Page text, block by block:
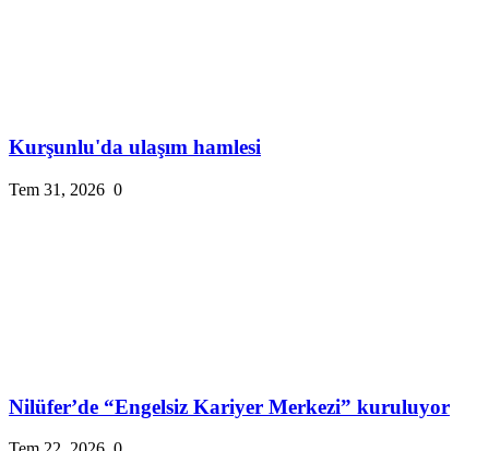
Kurşunlu'da ulaşım hamlesi
Tem 31, 2026 0
Nilüfer’de “Engelsiz Kariyer Merkezi” kuruluyor